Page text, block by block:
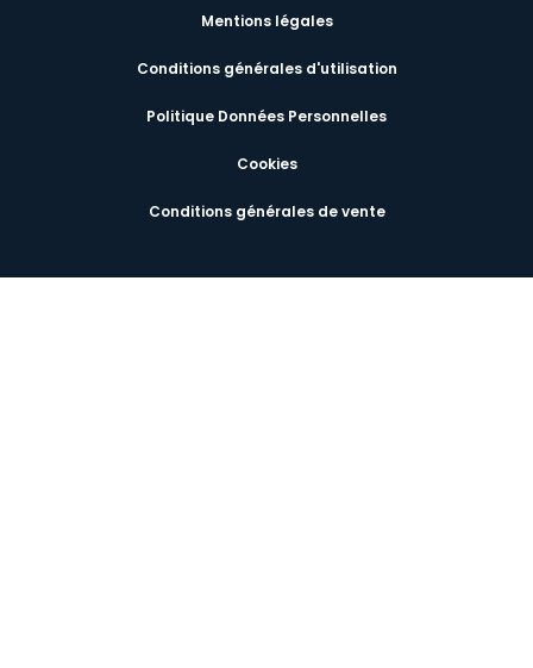
Mentions légales
Conditions générales d'utilisation
Politique Données Personnelles
Cookies
Conditions générales de vente